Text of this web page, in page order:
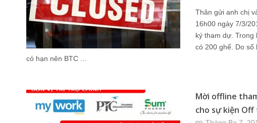
Thân gửi anh chị
16h00 ngày 7/3/
ký tham dự.
có 200 ghế. Do
có hạn nên BTC ...
Mời offline
cho sự kiện Off